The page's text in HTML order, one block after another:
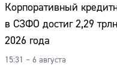
Корпоративный
в СЗФО достиг 2,29
2026 года
15:31 – 6 августа